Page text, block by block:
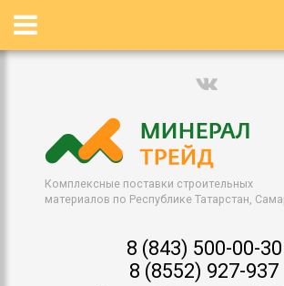
Комплексные поставки строительных
материалов по Республике Татарстан,
8 (843) 500-00-30
8 (8552) 927-937